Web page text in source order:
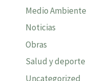
Medio Ambiente
Noticias
Obras
Salud y deporte
Uncategorized